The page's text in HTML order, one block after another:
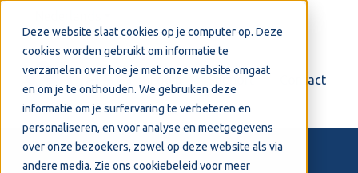
Deze website slaat cookies op je computer op. Deze
cookies worden gebruikt om informatie te
verzamelen over hoe je met onze website omgaat
en om je te onthouden. We gebruiken deze
informatie om je surfervaring te verbeteren en
personaliseren, en voor analyse en meetgegevens
over onze bezoekers, zowel op deze website als via
andere media. Zie ons cookiebeleid voor meer
Support Contact